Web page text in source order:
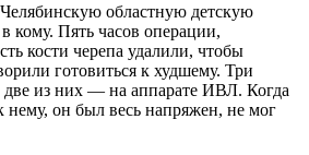
областную детскую
кому. Пять часов операции,
кости черепа удалили, чтобы
готовиться к худшему. Три
из них — на аппарате ИВЛ. Когда
нему, он был весь напряжен, не мог